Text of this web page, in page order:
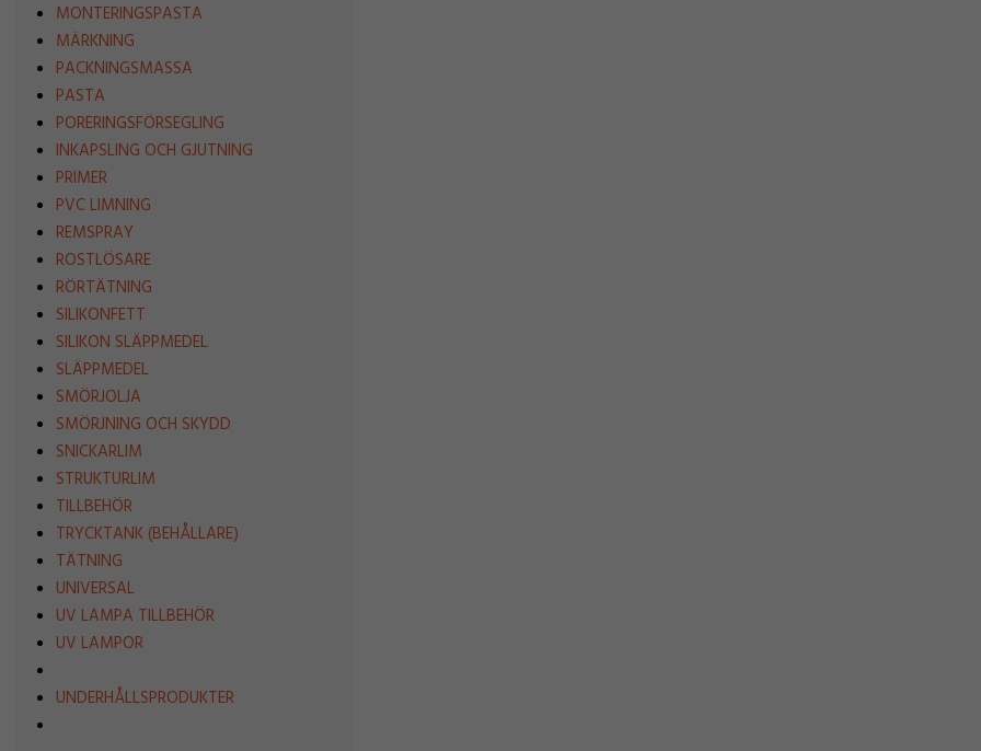
MONTERINGSPASTA
MÄRKNING
PACKNINGSMASSA
PASTA
PORERINGSFÖRSEGLING
INKAPSLING OCH GJUTNING
PRIMER
PVC LIMNING
REMSPRAY
ROSTLÖSARE
RÖRTÄTNING
SILIKONFETT
SILIKON SLÄPPMEDEL
SLÄPPMEDEL
SMÖRJOLJA
SMÖRJNING OCH SKYDD
SNICKARLIM
STRUKTURLIM
TILLBEHÖR
TRYCKTANK (BEHÅLLARE)
TÄTNING
UNIVERSAL
UV LAMPA TILLBEHÖR
UV LAMPOR
UNDERHÅLLSPRODUKTER